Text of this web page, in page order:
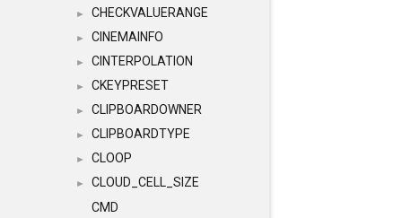
► CHECKVALUERANGE
► CINEMAINFO
► CINTERPOLATION
► CKEYPRESET
► CLIPBOARDOWNER
► CLIPBOARDTYPE
► CLOOP
►
CLOUD_CELL_SIZE
CMD